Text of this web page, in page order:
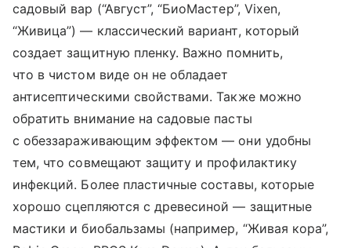
садовый вар (“Август”, “БиоМастер”, Vixen,
“Живица”) — классический вариант, который
создает защитную пленку. Важно помнить,
что в чистом виде он не обладает
антисептическими свойствами. Также можно
обратить внимание на садовые пасты
с обеззараживающим эффектом — они удобны
тем, что совмещают защиту и профилактику
инфекций. Более пластичные составы, которые
хорошо сцепляются с древесиной — защитные
мастики и биобальзамы (например, “Живая кора”,